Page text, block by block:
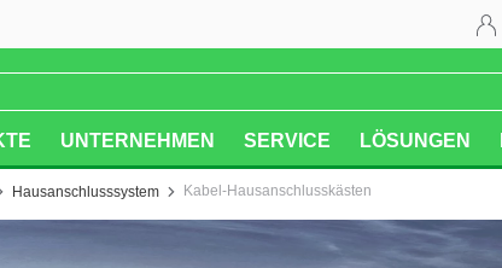
UNTERNEHMEN SERVICE LÖSUNGEN
Hausanschlusssystem Kabel-Hausanschlusskästen